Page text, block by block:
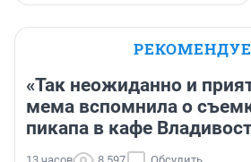
«Так неожиданно и
мема вспомнила о
пикапа в кафе